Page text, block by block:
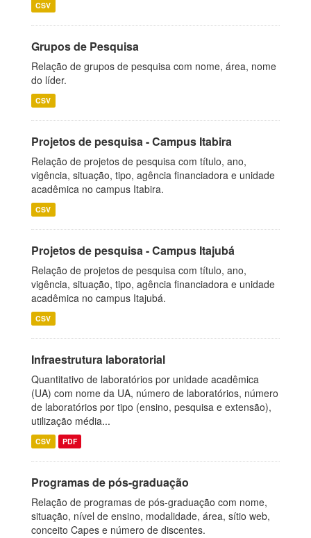
CSV
Grupos de Pesquisa
Relação de grupos de pesquisa com nome, área, nome
do líder.
CSV
Projetos de pesquisa - Campus Itabira
Relação de projetos de pesquisa com título, ano,
vigência, situação, tipo, agência financiadora e unidade
acadêmica no campus Itabira.
CSV
Projetos de pesquisa - Campus Itajubá
Relação de projetos de pesquisa com título, ano,
vigência, situação, tipo, agência financiadora e unidade
acadêmica no campus Itajubá.
CSV
Infraestrutura laboratorial
Quantitativo de laboratórios por unidade acadêmica
(UA) com nome da UA, número de laboratórios, número
de laboratórios por tipo (ensino, pesquisa e extensão),
utilização média...
CSV PDF
Programas de pós-graduação
Relação de programas de pós-graduação com nome,
situação, nível de ensino, modalidade, área, sítio web,
conceito Capes e número de discentes.